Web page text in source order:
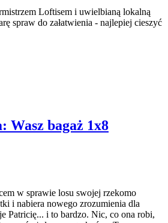
Loftisem i uwielbianą lokalną
spraw do załatwienia - najlepiej cieszyć
Wasz bagaż 1x8
w sprawie losu swojej rzekomo
i nabiera nowego zrozumienia dla
Patricię... i to bardzo. Nic, co ona robi,